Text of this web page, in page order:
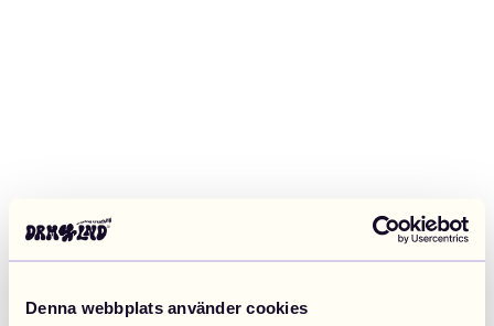
Denna webbplats använder cookies